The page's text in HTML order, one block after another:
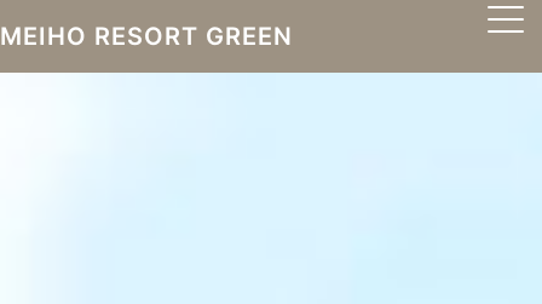
MEIHO RESORT GREEN